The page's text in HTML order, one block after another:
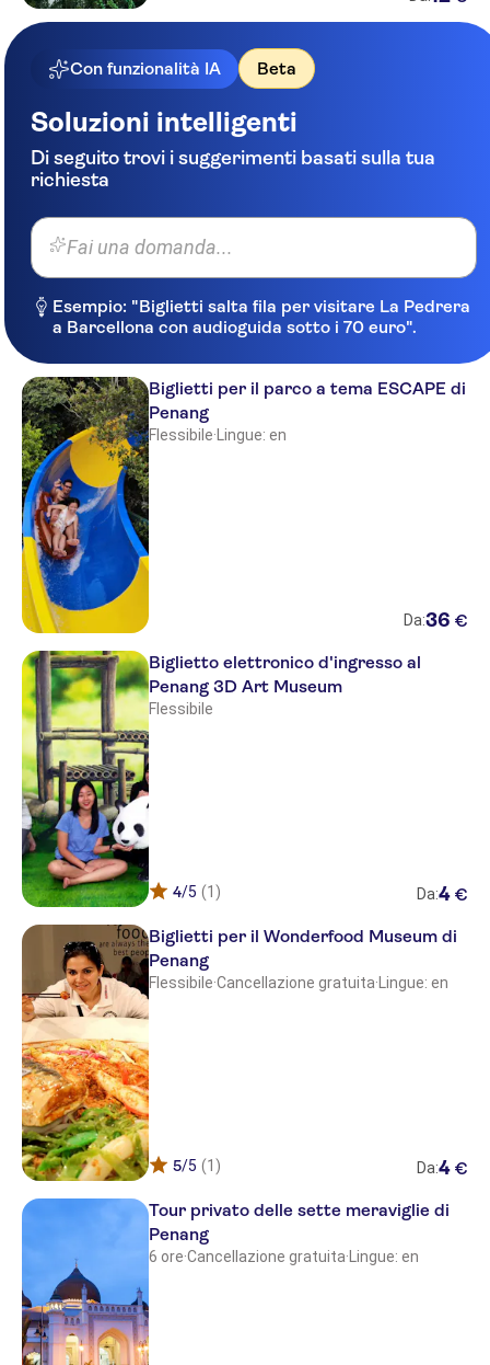
Con funzionalità IA Beta
Soluzioni intelligenti
Di seguito trovi i suggerimenti basati sulla tua
richiesta
Fai una domanda...
Esempio: "Biglietti salta fila per visitare La Pedrera
a Barcellona con audioguida sotto i 70 euro".
Biglietti per il parco a tema ESCAPE di
Penang
Flessibile· Lingue: en
Da:36 €
Biglietto elettronico d'ingresso al
Penang 3D Art Museum
Flessibile
4/5 (1) Da:4 €
Biglietti per il Wonderfood Museum di
Penang
Flessibile·Cancellazione gratuita· Lingue: en
5/5 (1) Da:4 €
Tour privato delle sette meraviglie di
Penang
6 ore·Cancellazione gratuita· Lingue: en